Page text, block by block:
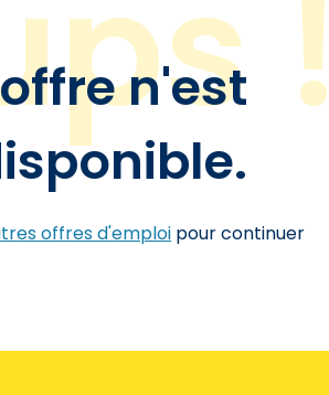
n'est
offres d'emploi pour continuer